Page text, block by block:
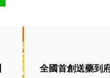
全國首創送藥到